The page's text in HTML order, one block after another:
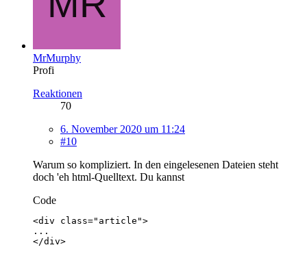
MrMurphy
Profi
Reaktionen
70
6. November 2020 um 11:24
#10
Warum so kompliziert. In den eingelesenen Dateien steht
doch 'eh html-Quelltext. Du kannst
Code
</div>